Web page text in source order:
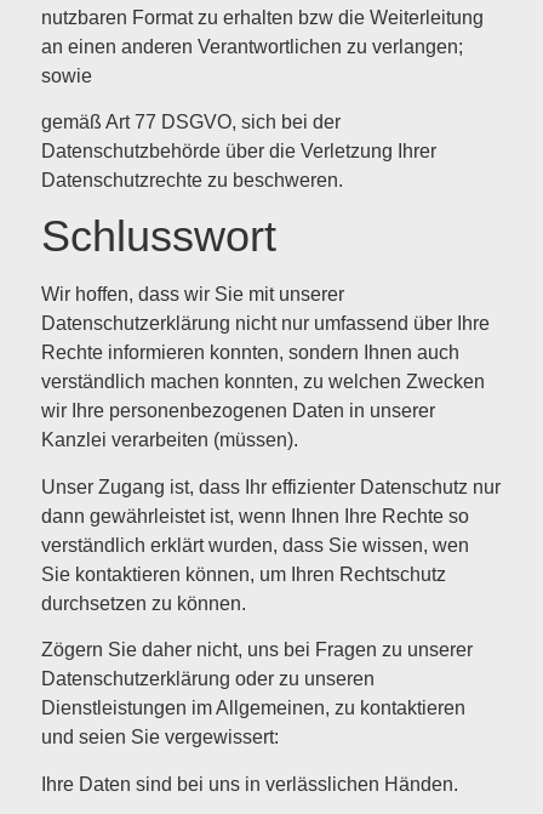
nutzbaren Format zu erhalten bzw die Weiterleitung
an einen anderen Verantwortlichen zu verlangen;
sowie
gemäß Art 77 DSGVO, sich bei der
Datenschutzbehörde über die Verletzung Ihrer
Datenschutzrechte zu beschweren.
Schlusswort
Wir hoffen, dass wir Sie mit unserer
Datenschutzerklärung nicht nur umfassend über Ihre
Rechte informieren konnten, sondern Ihnen auch
verständlich machen konnten, zu welchen Zwecken
wir Ihre personenbezogenen Daten in unserer
Kanzlei verarbeiten (müssen).
Unser Zugang ist, dass Ihr effizienter Datenschutz nur
dann gewährleistet ist, wenn Ihnen Ihre Rechte so
verständlich erklärt wurden, dass Sie wissen, wen
Sie kontaktieren können, um Ihren Rechtschutz
durchsetzen zu können.
Zögern Sie daher nicht, uns bei Fragen zu unserer
Datenschutzerklärung oder zu unseren
Dienstleistungen im Allgemeinen, zu kontaktieren
und seien Sie vergewissert:
Ihre Daten sind bei uns in verlässlichen Händen.